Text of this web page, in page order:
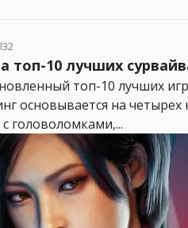
32
топ-10 лучших
топ-10 лучших
основывается на
головоломками,...